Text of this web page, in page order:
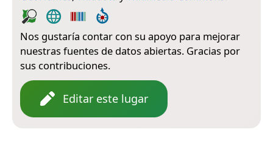
Nos gustaría contar con su apoyo para mejorar
nuestras fuentes de datos abiertas. Gracias por
sus contribuciones.
Editar este lugar